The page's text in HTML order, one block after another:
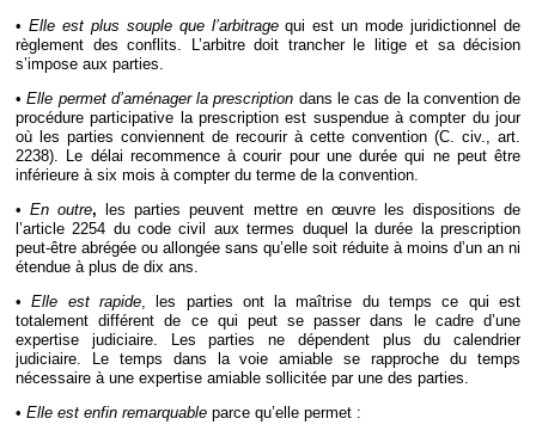
• Elle est plus souple que l’arbitragequi est un mode juridictionnel de
règlement des conflits. L’arbitre doit trancher le litige et sa décision
s’impose aux parties.
•Elle permet d’aménager la prescription dans le cas de la convention de
procédure participative la prescription est suspendue à compter du jour
où les parties conviennent de recourir à cette convention (C. civ., art.
2238). Le délai recommence à courir pour une durée qui ne peut être
inférieure à six mois à compter du terme de la convention.
•En outre, les parties peuvent mettre en œuvre les dispositions de
l’article 2254 du code civil aux termes duquel la durée la prescription
peut-être abrégée ou allongée sans qu’elle soit réduite à moins d’un an ni
étendue à plus de dix ans.
•Elle est rapide, les parties ont la maîtrise du temps ce qui est
totalement différent de ce qui peut se passer dans le cadre d’une
expertise judiciaire. Les parties ne dépendent plus du calendrier
judiciaire. Le temps dans la voie amiable se rapproche du temps
nécessaire à une expertise amiable sollicitée par une des parties.
• Elle est enfin remarquable parce qu’elle permet :